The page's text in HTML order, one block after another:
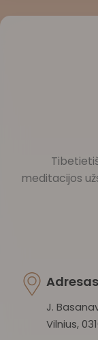
meditacijos
Adresas
J.
Vilnius,